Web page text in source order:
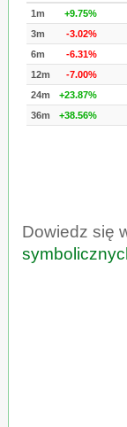
1m
+9.75%
3m
-3.02%
6m
-6.31%
12m
-7.00%
24m
+23.87%
36m
+38.56%
Dowiedz się